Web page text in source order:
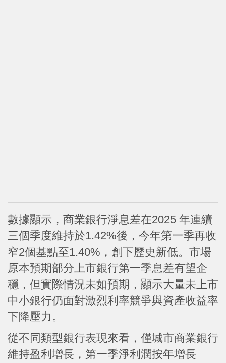
數據顯示，商業銀行淨息差在2025 年連續
三個季度維持於1.42%後，今年第一季再收
窄2個基點至1.40%，創下歷史新低。市場
原本預期部分上市銀行第一季息差有望企
穩，但實際情況未如預期，顯示大量未上市
中小銀行仍面對激烈利率競爭與資產收益率
下降壓力。
從不同類型銀行表現來看，僅城市商業銀行
維持盈利增長，第一季淨利潤按年增長